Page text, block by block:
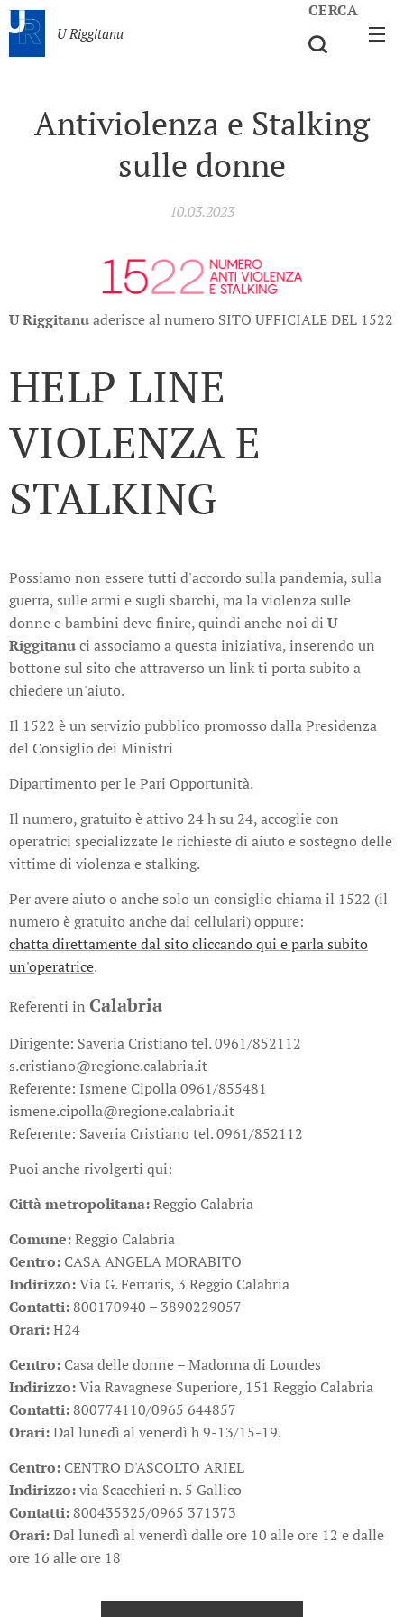
U Riggitanu
CERCA
Antiviolenza e Stalking
sulle donne
10.03.2023
U Riggitanuaderisce al numero SITO UFFICIALE DEL 1522
HELP LINE
VIOLENZA E
STALKING
Possiamo non essere tutti d'accordo sulla pandemia, sulla
guerra, sulle armi e sugli sbarchi, ma la violenza sulle
donne e bambini deve finire, quindi anche noi di U
Riggitanuci associamo a questa iniziativa, inserendo un
bottone sul sito che attraverso un link ti porta subito a
chiedere un'aiuto.
Il 1522 è un servizio pubblico promosso dalla Presidenza
del Consiglio dei Ministri
Dipartimento per le Pari Opportunità.
Il numero, gratuito è attivo 24 h su 24, accoglie con
operatrici specializzate le richieste di aiuto e sostegno delle
vittime di violenza e stalking.
Per avere aiuto o anche solo un consiglio chiama il 1522 (il
numero è gratuito anche dai cellulari) oppure:
chatta direttamente dal sito cliccando qui e parla subito
un'operatrice.
Referenti in Calabria
Dirigente: Saveria Cristiano tel. 0961/852112
s.cristiano@regione.calabria.it
Referente: Ismene Cipolla 0961/855481
ismene.cipolla@regione.calabria.it
Referente: Saveria Cristiano tel. 0961/852112
Puoi anche rivolgerti qui:
Città metropolitana:Reggio Calabria
Comune:Reggio Calabria
Centro: CASA ANGELA MORABITO
Indirizzo:Via G. Ferraris, 3 Reggio Calabria
Contatti:800170940 – 3890229057
Orari:H24
Centro: Casa delle donne – Madonna di Lourdes
Indirizzo:Via Ravagnese Superiore, 151 Reggio Calabria
Contatti:800774110/0965 644857
Orari:Dal lunedì al venerdì h 9-13/15-19.
Centro: CENTRO D'ASCOLTO ARIEL
Indirizzo:via Scacchieri n. 5 Gallico
Contatti:800435325/0965 371373
Orari:Dal lunedì al venerdì dalle ore 10 alle ore 12 e dalle
ore 16 alle ore 18